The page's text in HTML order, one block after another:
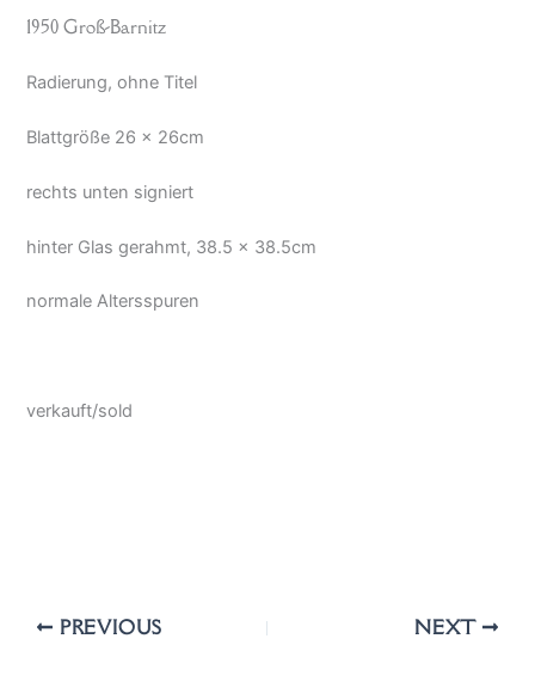
1950 Groß-Barnitz
Radierung, ohne Titel
Blattgröße 26 x 26cm
rechts unten signiert
hinter Glas gerahmt, 38.5 x 38.5cm
normale Altersspuren
verkauft/sold
PREVIOUS NEXT